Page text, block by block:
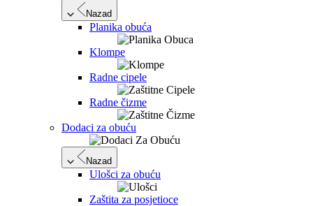
Nazad
Planika obuća
Klompe
Radne cipele
Radne čizme
Dodaci za obuću
Nazad
Ulošci za obuću
Zaštita za posjetioce